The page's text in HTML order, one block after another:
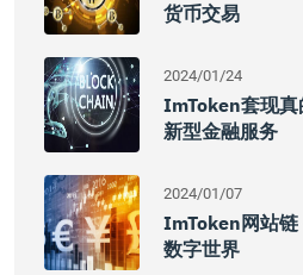
货币交易
2024/01/24
ImToken套现
新型金融服务
2024/01/07
ImToken网站
数字世界